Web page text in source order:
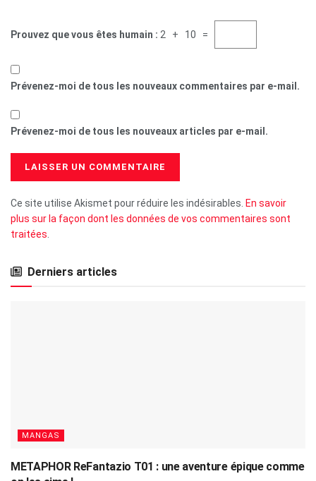
Prouvez que vous êtes humain : 2 + 10 =
Prévenez-moi de tous les nouveaux commentaires par e-mail.
Prévenez-moi de tous les nouveaux articles par e-mail.
Ce site utilise Akismet pour réduire les indésirables. En savoir
plus sur la façon dont les données de vos commentaires sont
traitées
Derniers articles
MANGAS
METAPHOR ReFantazio T01 : une aventure épique comme